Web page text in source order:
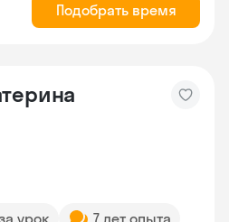
Подобрать время
урок 7 лет опыта